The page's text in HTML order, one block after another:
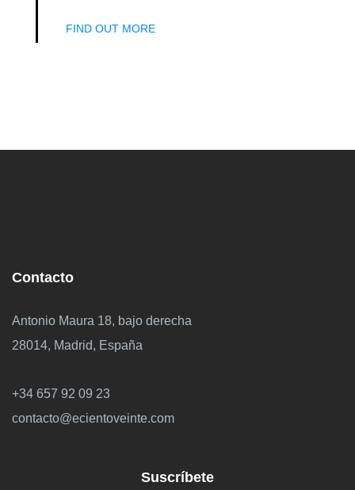
FIND OUT MORE
Contacto
Antonio Maura 18, bajo derecha
28014, Madrid, España
+34 657 92 09 23
contacto@ecientoveinte.com
Suscríbete